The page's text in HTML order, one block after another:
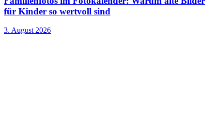
für Kinder so wertvoll sind
3. August 2026